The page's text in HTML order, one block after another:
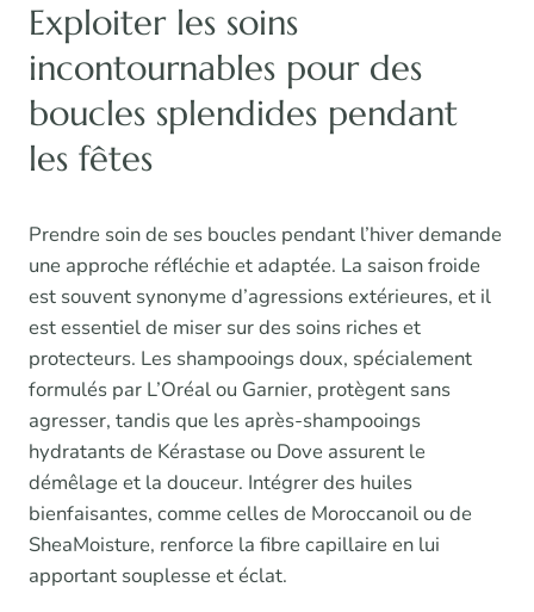
Exploiter les soins
incontournables pour des
boucles splendides pendant
les fêtes
Prendre soin de ses boucles pendant l’hiver demande
une approche réfléchie et adaptée. La saison froide
est souvent synonyme d’agressions extérieures, et il
est essentiel de miser sur des soins riches et
protecteurs. Les shampooings doux, spécialement
formulés par L’Oréal ou Garnier, protègent sans
agresser, tandis que les après-shampooings
hydratants de Kérastase ou Dove assurent le
démêlage et la douceur. Intégrer des huiles
bienfaisantes, comme celles de Moroccanoil ou de
SheaMoisture, renforce la fibre capillaire en lui
apportant souplesse et éclat.